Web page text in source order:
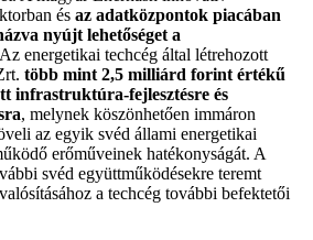
és az adatközpontok piacában
nyújt lehetőséget a
energetikai techcég által létrehozott
több mint 2,5 milliárd forint értékű
infrastruktúra-fejlesztésre és
, melynek köszönhetően immáron
az egyik svéd állami energetikai
erőműveinek hatékonyságát. A
svéd együttműködésekre teremt
a techcég további befektetői